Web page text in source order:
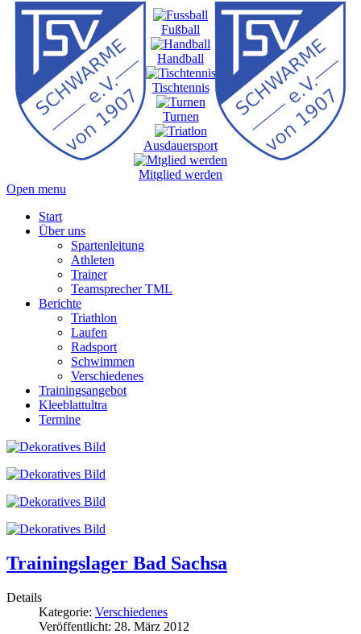
Fußball
Handball
Tischtennis
Turnen
Ausdauersport
Mitglied werden
Open menu
Start
Über uns
Spartenleitung
Athleten
Trainer
Teamsprecher TML
Berichte
Triathlon
Laufen
Radsport
Schwimmen
Verschiedenes
Trainingsangebot
Kleeblattultra
Termine
Trainingslager Bad Sachsa
Details
Kategorie: Verschiedenes
Veröffentlicht: 28. März 2012